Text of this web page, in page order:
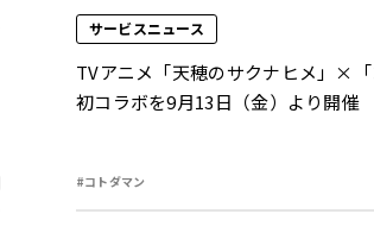
サービスニュース
TVアニメ「天穂のサクナヒメ」×「
初コラボを9月13日（金）より開催
#コトダマン